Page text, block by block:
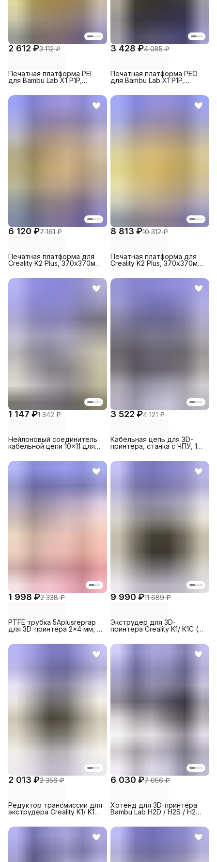
2 612 ₽3 112 ₽
Печатная платформа PEI
для Bambu Lab X1 P1P,
3 428 ₽4 085 ₽
Печатная платформа PEO
для Bambu Lab X1 P1P,
6 120 ₽7 161 ₽
Печатная платформа для
Creality K2 Plus, 370х370мм,
8 813 ₽10 312 ₽
Печатная платформа для
Creality K2 Plus, 370х370мм,
текстурированная)
1 147 ₽1 342 ₽
Нейлоновый соединитель
кабельной цепи 10x11 для
ЧПУ
3 522 ₽4 121 ₽
Кабельная цепь для 3D-
принтера, станка с ЧПУ, 1
1 998 ₽2 338 ₽
PTFE трубка 5Aplusreprap
для 3D-принтера 2x4 мм, 2
9 990 ₽11 689 ₽
Экструдер для 3D-
принтера Creality K1/ K1C (с
двигателем)
2 013 ₽2 356 ₽
Редуктор трансмиссии для
экструдера Creality K1/ K1C/
6 030 ₽7 056 ₽
Хотенд для 3D-принтера
Bambu Lab H2D / H2S / H2C,